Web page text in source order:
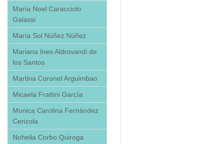
María Noel Caracciolo
Galassi
María Sol Núñez Núñez
Mariana Ines Aldrovandi de
los Santos
Martina Coronel Arguimbao
Micaela Frattini García
Monica Carolina Fernández
Cerizola
Nohelia Corbo Quiroga